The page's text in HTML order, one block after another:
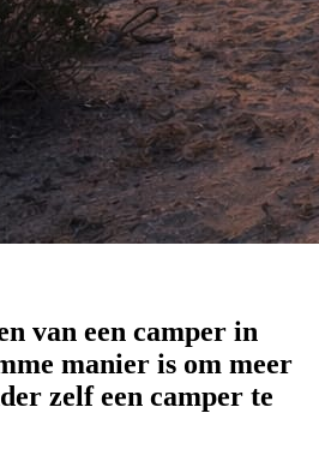
van een camper in
manier is om meer
zelf een camper te